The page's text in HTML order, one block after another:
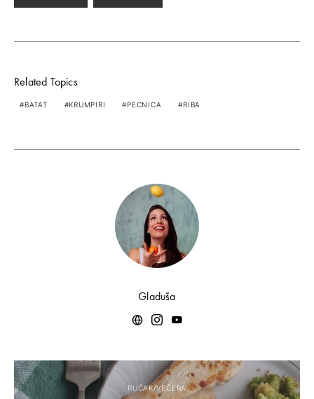
Related Topics
BATAT KRUMPIRI PECNICA RIBA
Gladuša
RUČAK/VEČERA